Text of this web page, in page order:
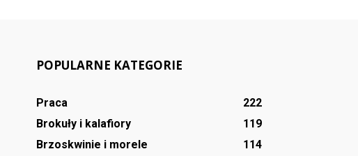
POPULARNE KATEGORIE
Praca
222
Brokuły i kalafiory
119
Brzoskwinie i morele
114